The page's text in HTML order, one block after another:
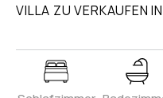
VILLA ZU VERKAUFEN